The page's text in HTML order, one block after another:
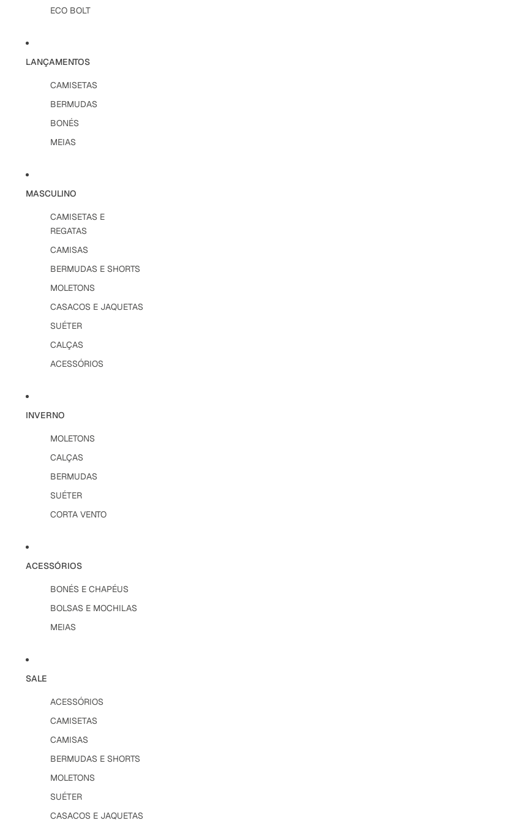
ECO BOLT
LANÇAMENTOS
CAMISETAS
BERMUDAS
BONÉS
MEIAS
MASCULINO
CAMISETAS E
REGATAS
CAMISAS
BERMUDAS E SHORTS
MOLETONS
CASACOS E JAQUETAS
SUÉTER
CALÇAS
ACESSÓRIOS
INVERNO
MOLETONS
CALÇAS
BERMUDAS
SUÉTER
CORTA VENTO
ACESSÓRIOS
BONÉS E CHAPÉUS
BOLSAS E MOCHILAS
MEIAS
SALE
ACESSÓRIOS
CAMISETAS
CAMISAS
BERMUDAS E SHORTS
MOLETONS
SUÉTER
CASACOS E JAQUETAS